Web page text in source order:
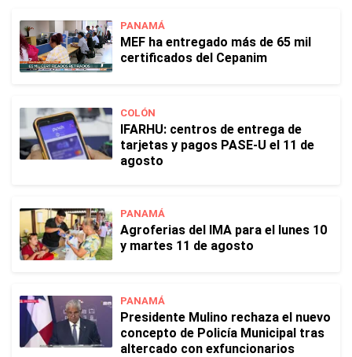
PANAMÁ
MEF ha entregado más de 65 mil
certificados del Cepanim
COLÓN
IFARHU: centros de entrega de
tarjetas y pagos PASE-U el 11 de
agosto
PANAMÁ
Agroferias del IMA para el lunes 10
y martes 11 de agosto
PANAMÁ
Presidente Mulino rechaza el nuevo
concepto de Policía Municipal tras
altercado con exfuncionarios